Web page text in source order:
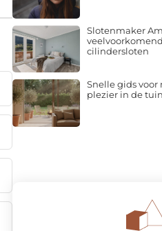
Slotenmaker
cilindersloten
Snelle gids voor
plezier in de tuin